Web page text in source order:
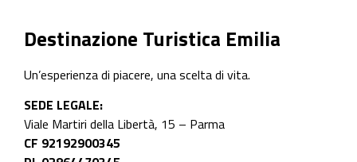
Destinazione Turistica Emilia
Un’esperienza di piacere, una scelta di vita.
SEDE LEGALE:
Viale Martiri della Libertà, 15 – Parma
CF 92192900345